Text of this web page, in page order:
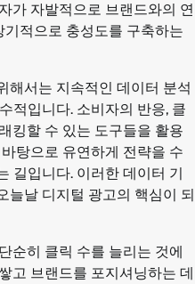
가 자발적으로 브랜드와의 연
적으로 충성도를 구축하는
해서는 지속적인 데이터 분석
적입니다. 소비자의 반응, 클
킹할 수 있는 도구들을 활용
탕으로 유연하게 전략을 수
길입니다. 이러한 데이터 기
늘날 디지털 광고의 핵심이 되
순히 클릭 수를 늘리는 것에
고 브랜드를 포지셔닝하는 데